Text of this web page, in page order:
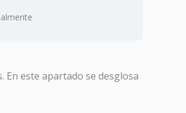
este apartado se desglosa